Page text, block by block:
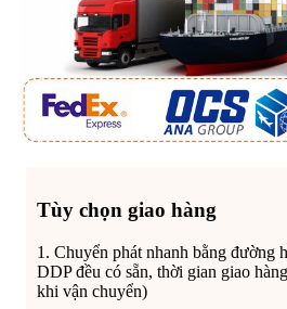
Tùy chọn giao hàng
1. Chuyển phát nhanh bằng đường
DDP đều có sẵn, thời gian giao
khi vận chuyển)